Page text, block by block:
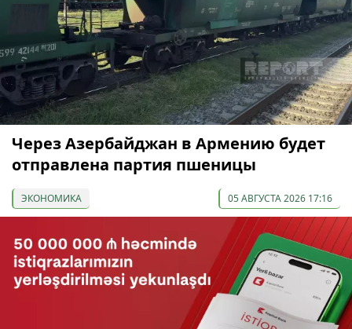
Через Азербайджан в Армению будет
отправлена партия пшеницы
ЭКОНОМИКА 05 АВГУСТА 2026 17:16